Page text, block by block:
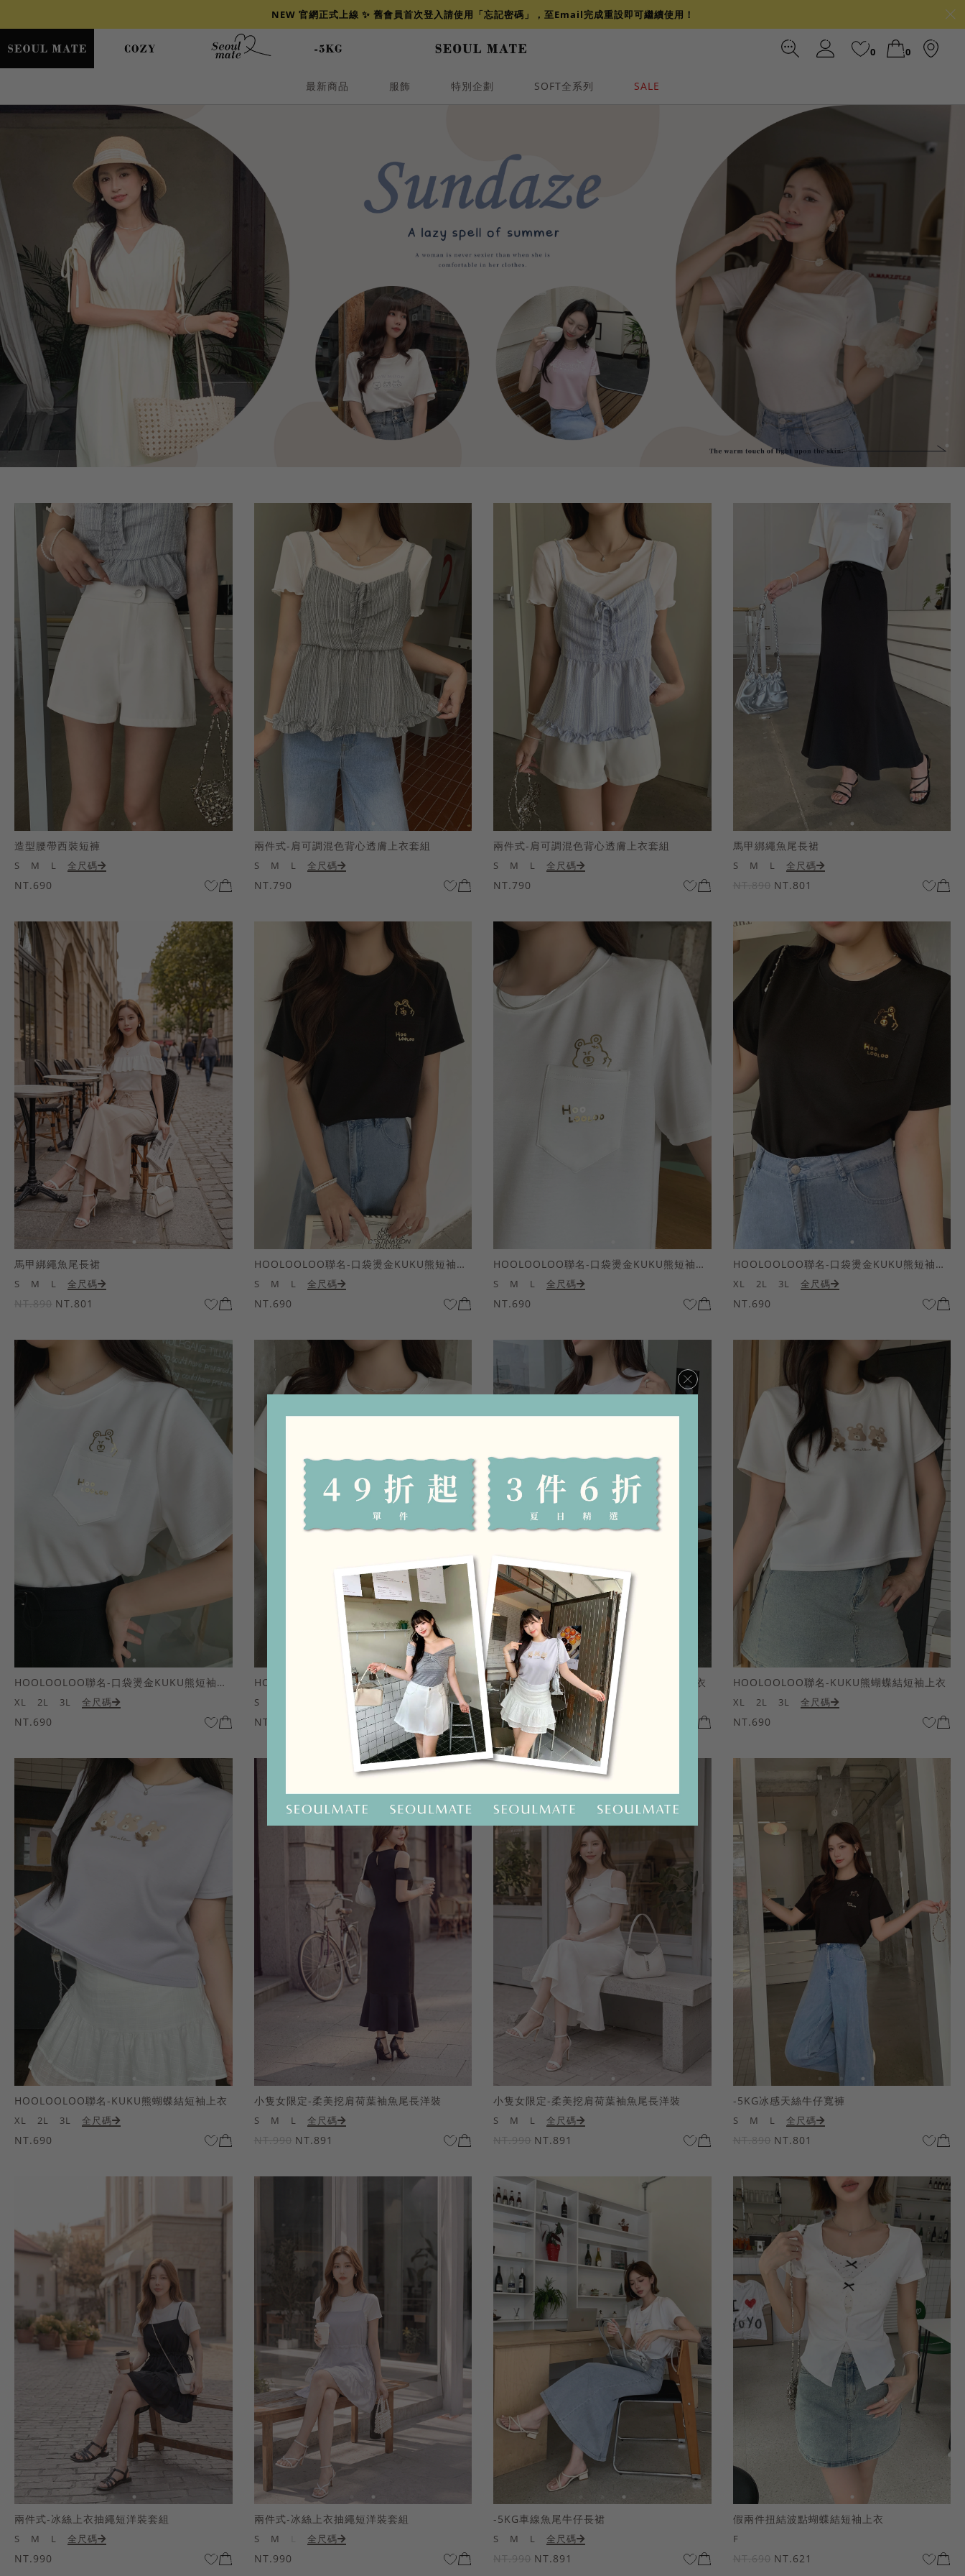
×
NEW 官網正式上線 ✨ 舊會員首次登入請使用「忘記密碼」，至Email完成重設即可繼續使用！
0 0
最新商品 服飾 特別企劃 SOFT全系列 SALE
造型腰帶西裝短褲
S M L 全尺碼
NT.690
兩件式-肩可調混色背心透膚上衣套組
S M L 全尺碼
NT.790
兩件式-肩可調混色背心透膚上衣套組
S M L 全尺碼
NT.790
馬甲綁繩魚尾長裙
S M L 全尺碼
NT.890 NT.801
馬甲綁繩魚尾長裙
S M L 全尺碼
NT.890 NT.801
HOOLOOLOO聯名-口袋燙金KUKU熊短袖上衣
S M L 全尺碼
NT.690
HOOLOOLOO聯名-口袋燙金KUKU熊短袖上衣
S M L 全尺碼
NT.690
HOOLOOLOO聯名-口袋燙金KUKU熊短袖上衣
XL 2L 3L 全尺碼
NT.690
HOOLOOLOO聯名-口袋燙金KUKU熊短袖上衣
XL 2L 3L 全尺碼
NT.690
HOOLOOLOO聯名-KUKU熊蝴蝶結短袖上衣
S
NT.690
HOOLOOLOO聯名-KUKU熊蝴蝶結短袖上衣
S M L 全尺碼
NT.690
HOOLOOLOO聯名-KUKU熊蝴蝶結短袖上衣
XL 2L 3L 全尺碼
NT.690
HOOLOOLOO聯名-KUKU熊蝴蝶結短袖上衣
XL 2L 3L 全尺碼
NT.690
小隻女限定-柔美挖肩荷葉袖魚尾長洋裝
S M L 全尺碼
NT.990 NT.891
小隻女限定-柔美挖肩荷葉袖魚尾長洋裝
S M L 全尺碼
NT.990 NT.891
-5KG冰感天絲牛仔寬褲
S M L 全尺碼
NT.890 NT.801
兩件式-冰絲上衣抽繩短洋裝套組
S M L 全尺碼
NT.990
兩件式-冰絲上衣抽繩短洋裝套組
S M 全尺碼
NT.990
-5KG車線魚尾牛仔長裙
S M L 全尺碼
NT.990 NT.891
假兩件扭結波點蝴蝶結短袖上衣
F
NT.690 NT.621